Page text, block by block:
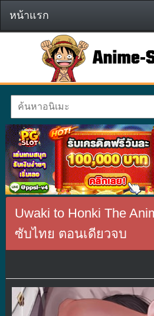
หน้าแรก
Uwaki to Honki The
ซับไทย ตอนเดียวจบ